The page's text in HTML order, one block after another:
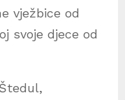
vježbice od
svoje djece od